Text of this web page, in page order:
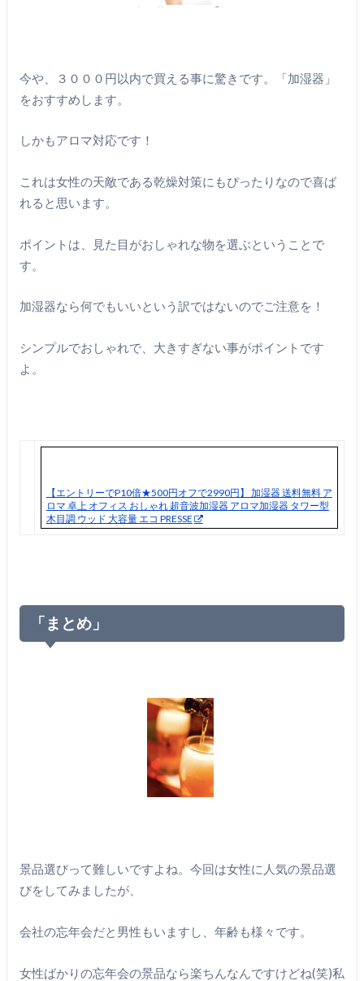
今や、３０００円以内で買える事に驚きです。「加湿器」
をおすすめします。
しかもアロマ対応です！
これは女性の天敵である乾燥対策にもぴったりなので喜ば
れると思います。
ポイントは、見た目がおしゃれな物を選ぶということで
す。
加湿器なら何でもいいという訳ではないのでご注意を！
シンプルでおしゃれで、大きすぎない事がポイントです
よ。
【エントリーでP10倍★500円オフで2990円】 加湿器 送料無料 ア
ロマ 卓上 オフィス おしゃれ 超音波加湿器 アロマ加湿器 タワー型
木目調 ウッド 大容量 エコ PRESSE
「まとめ」
景品選びって難しいですよね。今回は女性に人気の景品選
びをしてみましたが、
会社の忘年会だと男性もいますし、年齢も様々です。
女性ばかりの忘年会の景品なら楽ちんなんですけどね(笑)私